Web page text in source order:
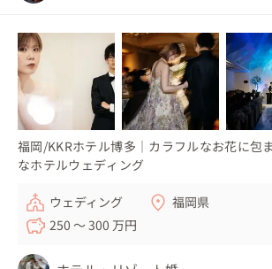
福岡/KKRホテル博多｜カラフルなお花に包
なホテルウェディング
ウェディング
福岡県
250 〜 300 万円